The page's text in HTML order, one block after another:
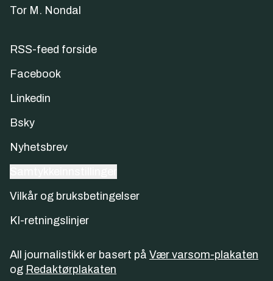
Tor M. Nondal
RSS-feed forside
Facebook
Linkedin
Bsky
Nyhetsbrev
Vilkår og bruksbetingelser
KI-retningslinjer
All journalistikk er basert på Vær varsom-plakaten
og Redaktørplakaten